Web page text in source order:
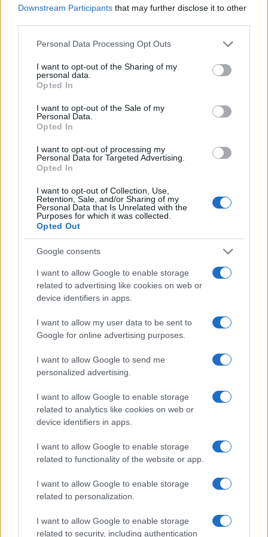
Downstream Participants that may further disclose it to other
Please note that this website/app uses one or more Google
not limited to your visit or usage behaviour. You may click to
grant or deny consent to Google and its third-party tags to
use your data for below specified purposes in below Google
consent section.
Personal Data Processing Opt Outs
I want to opt-out of the Sharing of my
personal data.
Opted In
I want to opt-out of the Sale of my
Personal Data.
Opted In
I want to opt-out of processing my
Personal Data for Targeted Advertising.
Opted In
I want to opt-out of Collection, Use,
Retention, Sale, and/or Sharing of my
Personal Data that Is Unrelated with the
Purposes for which it was collected.
Opted Out
Google consents
I want to allow Google to enable storage
related to advertising like cookies on web or
device identifiers in apps.
I want to allow my user data to be sent to
Google for online advertising purposes.
I want to allow Google to send me
personalized advertising.
I want to allow Google to enable storage
related to analytics like cookies on web or
device identifiers in apps.
I want to allow Google to enable storage
related to functionality of the website or app.
I want to allow Google to enable storage
related to personalization.
I want to allow Google to enable storage
related to security, including authentication
Mario Malu
Paolo Pinna
Martina Agostina Diturco
I nostri cari
I nostri cari
I nostri cari
Giovannimaria Cabras
Invia un Comunicato Stampa| Pubblicità Segnala